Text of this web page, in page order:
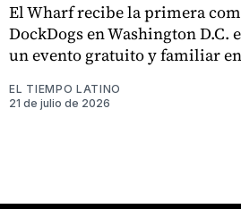
El Wharf recibe la primera
DockDogs en Washington D.C.
un evento gratuito y familiar
EL TIEMPO LATINO
21 de julio de 2026